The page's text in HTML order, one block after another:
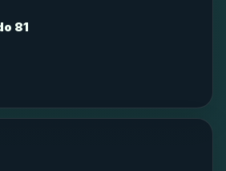
81